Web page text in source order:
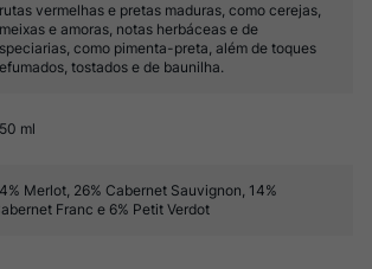
vermelhas e pretas maduras, como cerejas,
e amoras, notas herbáceas e de
como pimenta-preta, além de toques
tostados e de baunilha.
ml
Merlot, 26% Cabernet Sauvignon, 14%
Franc e 6% Petit Verdot